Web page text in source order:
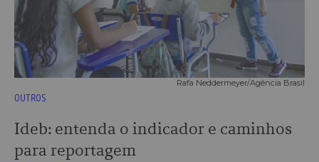
Rafa Neddermeyer/Agência Brasil
OUTROS
Ideb: entenda o indicador e caminhos
para reportagem